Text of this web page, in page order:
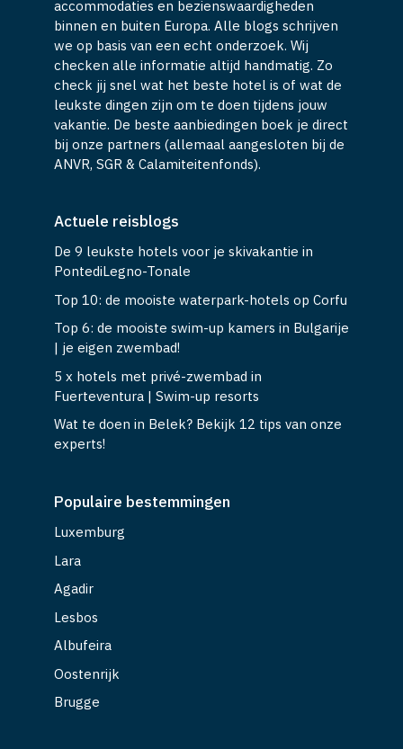
accommodaties en bezienswaardigheden
binnen en buiten Europa. Alle blogs schrijven
we op basis van een echt onderzoek. Wij
checken alle informatie altijd handmatig. Zo
check jij snel wat het beste hotel is of wat de
leukste dingen zijn om te doen tijdens jouw
vakantie. De beste aanbiedingen boek je direct
bij onze partners (allemaal aangesloten bij de
ANVR, SGR & Calamiteitenfonds).
Actuele reisblogs
De 9 leukste hotels voor je skivakantie in
PontediLegno-Tonale
Top 10: de mooiste waterpark-hotels op Corfu
Top 6: de mooiste swim-up kamers in Bulgarije
| je eigen zwembad!
5 x hotels met privé-zwembad in
Fuerteventura | Swim-up resorts
Wat te doen in Belek? Bekijk 12 tips van onze
experts!
Populaire bestemmingen
Luxemburg
Lara
Agadir
Lesbos
Albufeira
Oostenrijk
Brugge